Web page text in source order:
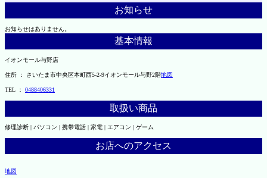
お知らせ
お知らせはありません。
基本情報
イオンモール与野店
住所 ： さいたま市中央区本町西5-2-9イオンモール与野2階地図
TEL ： 0488406331
取扱い商品
修理診断 | パソコン | 携帯電話 | 家電 | エアコン | ゲーム
お店へのアクセス
地図